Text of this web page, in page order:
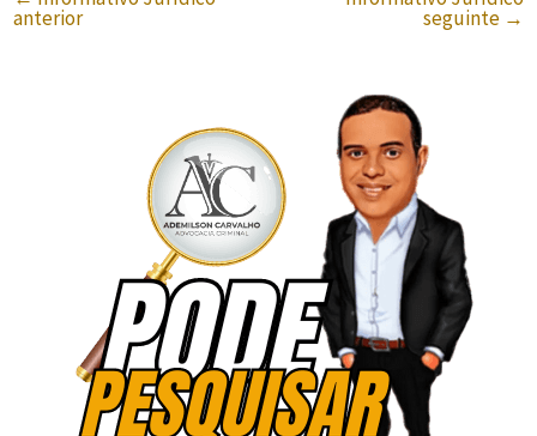
anterior seguinte →